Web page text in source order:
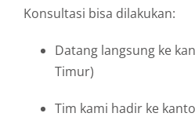
Konsultasi bisa dilakukan:
Datang langsung ke
Timur)
Tim kami hadir ke